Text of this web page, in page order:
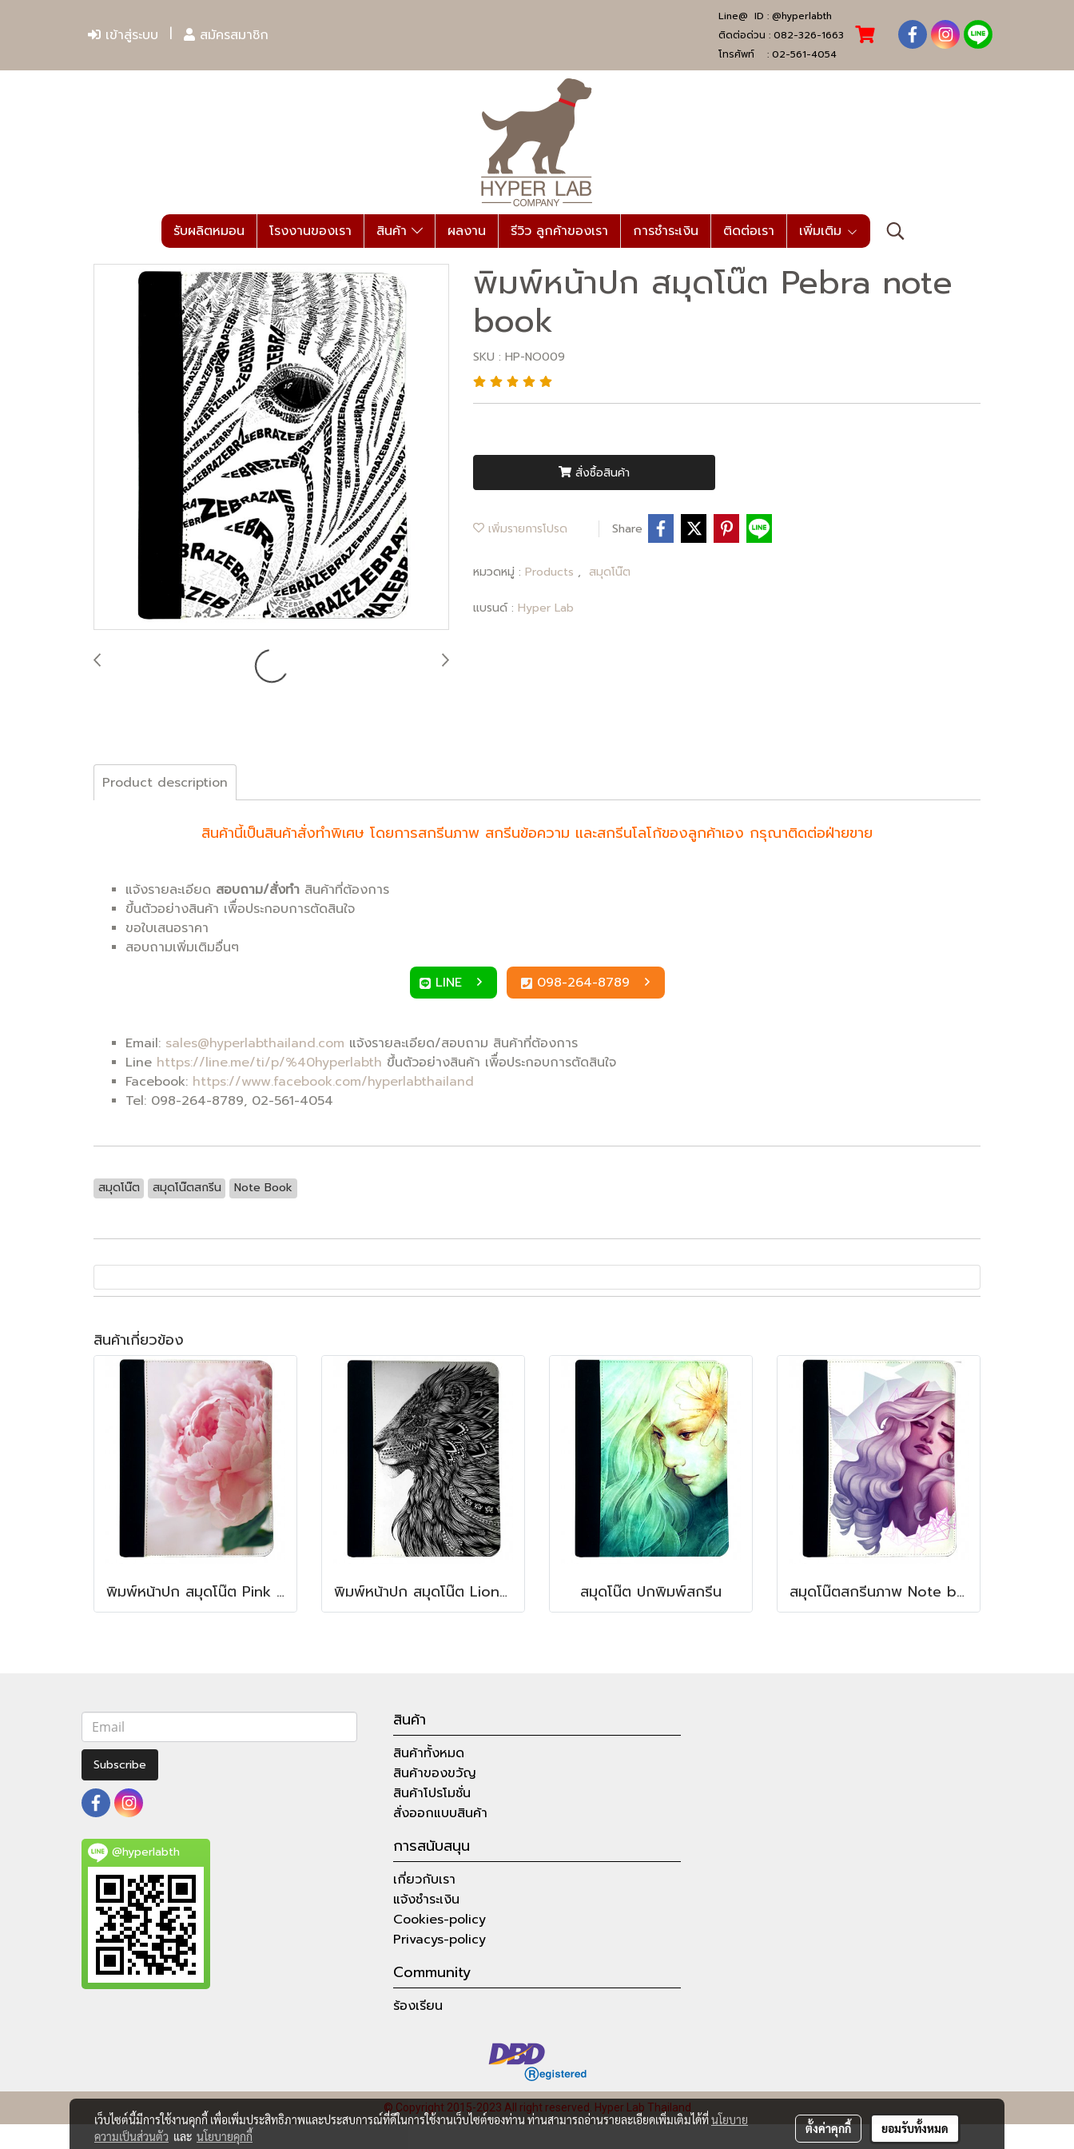
เข้าสู่ระบบ สมัครสมาชิก
Line@ ID : @hyperlabth
ติดต่อด่วน : 082-326-1663
โทรศัพท์ : 02-561-4054
รับผลิตหมอน โรงงานของเรา สินค้า ผลงาน รีวิว ลูกค้าของเรา การชำระเงิน ติดต่อเรา เพิ่มเติม
พิมพ์หน้าปก สมุดโน๊ต Pebra note
book
SKU : HP-NO009
สั่งซื้อสินค้า
เพิ่มรายการโปรด Share
หมวดหมู่ : Products , สมุดโน๊ต
แบรนด์ : Hyper Lab
Product description
สินค้านี้เป็นสินค้าสั่งทำพิเศษ โดยการสกรีนภาพ สกรีนข้อความ และสกรีนโลโก้ของลูกค้าเอง กรุณาติดต่อฝ่ายขาย
แจ้งรายละเอียด สอบถาม/สั่งทำ สินค้าที่ต้องการ
ขึ้นตัวอย่างสินค้า เพิื่อประกอบการตัดสินใจ
ขอใบเสนอราคา
สอบถามเพิ่มเติมอื่นๆ
LINE
098-264-8789
Email: sales@hyperlabthailand.com แจ้งรายละเอียด/สอบถาม สินค้าที่ต้องการ
Line https://line.me/ti/p/%40hyperlabth ขึ้นตัวอย่างสินค้า เพิื่อประกอบการตัดสินใจ
Facebook: https://www.facebook.com/hyperlabthailand
Tel: 098-264-8789, 02-561-4054
สมุดโน๊ต สมุดโน๊ตสกรีน Note Book
สินค้าเกี่ยวข้อง
พิมพ์หน้าปก สมุดโน๊ต Pink flower note book พิมพ์หน้าปก สมุดโน๊ต Lion note book สมุดโน๊ต ปกพิมพ์สกรีน สมุดโน๊ตสกรีนภาพ Note book Cover Screen
Subscribe
@hyperlabth
สินค้า
สินค้าทั้งหมด
สินค้าของขวัญ
สินค้าโปรโมชั่น
สั่งออกแบบสินค้า
การสนับสนุน
เกี่ยวกับเรา
แจ้งชำระเงิน
Cookies-policy
Privacys-policy
Community
ร้องเรียน
© Copyright 2015-2023 All right reserved. Hyper Lab Thailand
เว็บไซต์นี้มีการใช้งานคุกกี้ เพื่อเพิ่มประสิทธิภาพและประสบการณ์ที่ดีในการใช้งานเว็บไซต์ของท่าน ท่านสามารถอ่านรายละเอียดเพิ่มเติมได้ที่นโยบาย
ความเป็นส่วนตัว และ นโยบายคุกกี้
ตั้งค่าคุกกี้ ยอมรับทั้งหมด